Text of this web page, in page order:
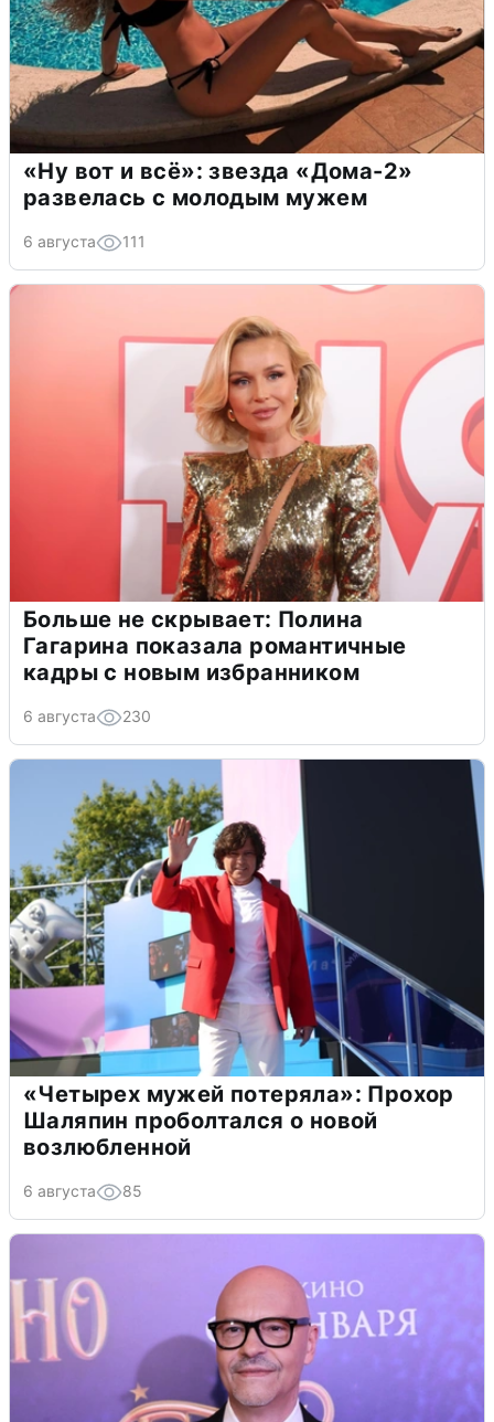
«Ну вот и всё»: звезда «Дома-2»
развелась с молодым мужем
6 августа 111
Больше не скрывает: Полина
Гагарина показала романтичные
кадры с новым избранником
6 августа 230
«Четырех мужей потеряла»: Прохор
Шаляпин проболтался о новой
возлюбленной
6 августа 85